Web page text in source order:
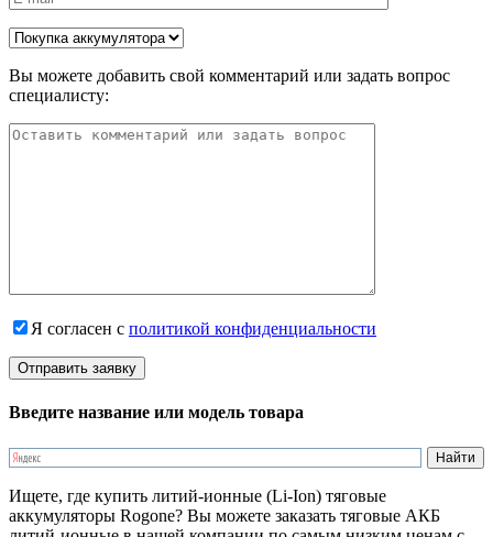
Вы можете добавить свой комментарий или задать вопрос
специалисту:
Я согласен с политикой конфиденциальности
Введите название или модель товара
Ищете, где купить литий-ионные (Li-Ion) тяговые
аккумуляторы Rogone? Вы можете заказать тяговые АКБ